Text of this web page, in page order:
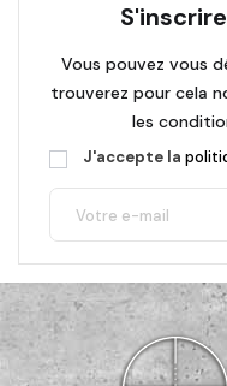
Vous pouvez vous
trouverez pour cela
les
J'accepte la